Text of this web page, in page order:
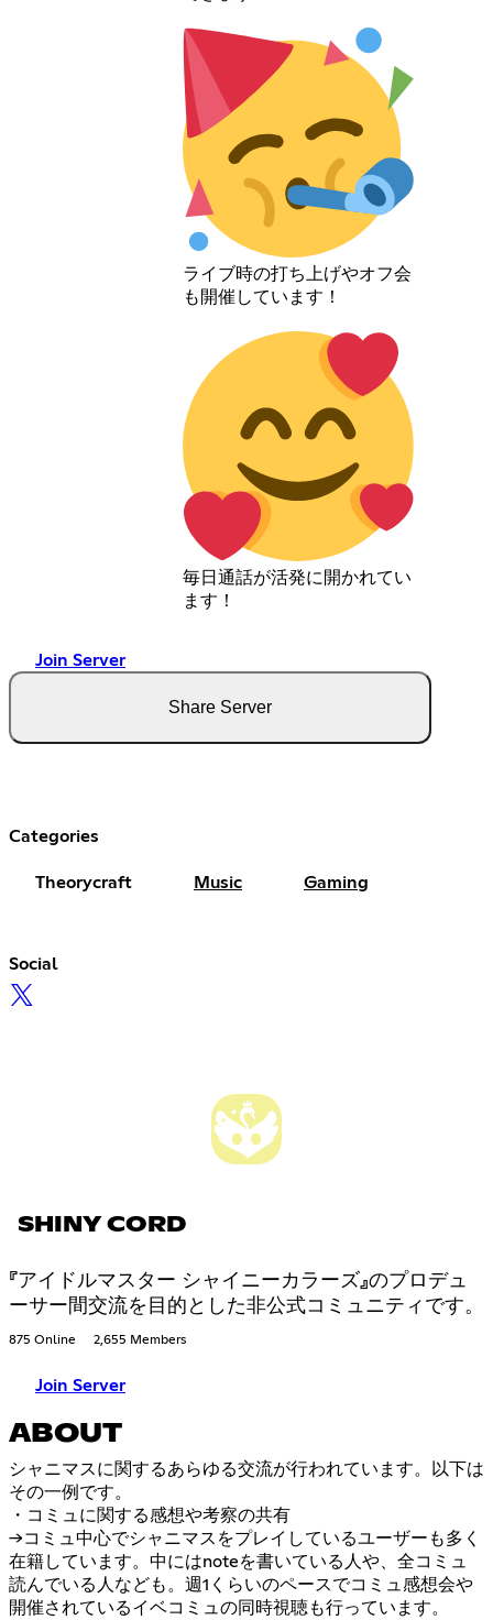
ライブ時の打ち上げやオフ会
も開催しています！
毎日通話が活発に開かれてい
ます！
Join Server
Share Server
Categories
Theorycraft Music Gaming
Social
SHINY CORD
『アイドルマスター シャイニーカラーズ』のプロデュ
ーサー間交流を目的とした非公式コミュニティです。
875 Online 2,655 Members
Join Server
ABOUT
シャニマスに関するあらゆる交流が行われています。以下は
その一例です。
・コミュに関する感想や考察の共有
→コミュ中心でシャニマスをプレイしているユーザーも多く
在籍しています。中にはnoteを書いている人や、全コミュ
読んでいる人なども。週1くらいのペースでコミュ感想会や
開催されているイベコミュの同時視聴も行っています。